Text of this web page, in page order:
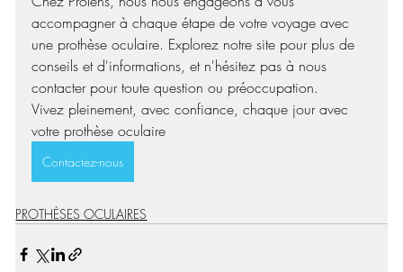
accompagner à chaque étape de votre voyage avec
une prothèse oculaire. Explorez notre site pour plus de
conseils et d'informations, et n'hésitez pas à nous
contacter pour toute question ou préoccupation.
Vivez pleinement, avec confiance, chaque jour avec
votre prothèse oculaire
Contactez-nous
PROTHÈSES OCULAIRES